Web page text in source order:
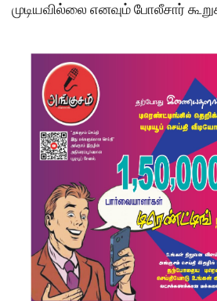
முடியவில்லை எனவும் போலீசார்